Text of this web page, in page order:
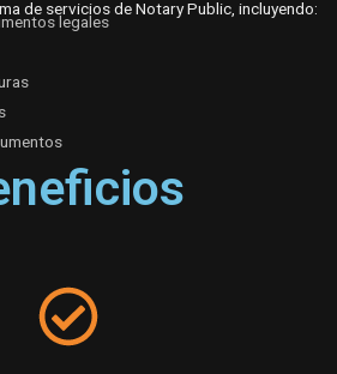
de servicios de Notary Public, incluyendo:
legales